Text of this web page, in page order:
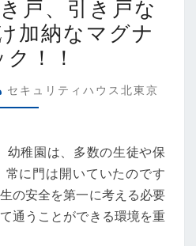
テ
ィ
ハ
ウ
北
東
京
イ
ト
ル
き
き
戸
な
ど
戸、引き戸な
加納なマグナ
ク！！
セキュリティハウス北東京
幼稚園は、多数の生徒や保
に門は開いていたのです
の安全を第一に考える必要
通うことができる環境を重